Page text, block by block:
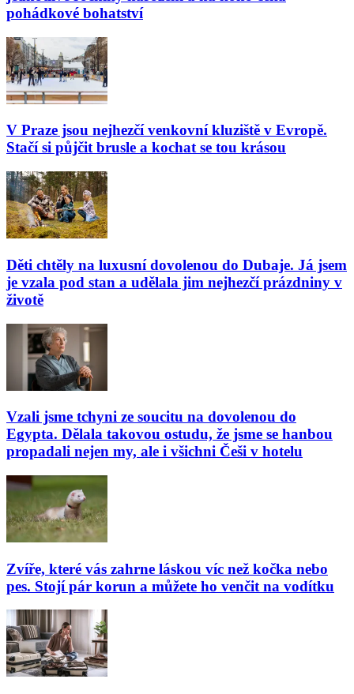
pohádkové bohatství
V Praze jsou nejhezčí venkovní kluziště v Evropě.
Stačí si půjčit brusle a kochat se tou krásou
Děti chtěly na luxusní dovolenou do Dubaje. Já jsem
je vzala pod stan a udělala jim nejhezčí prázdniny v
životě
Vzali jsme tchyni ze soucitu na dovolenou do
Egypta. Dělala takovou ostudu, že jsme se hanbou
propadali nejen my, ale i všichni Češi v hotelu
Zvíře, které vás zahrne láskou víc než kočka nebo
pes. Stojí pár korun a můžete ho venčit na vodítku